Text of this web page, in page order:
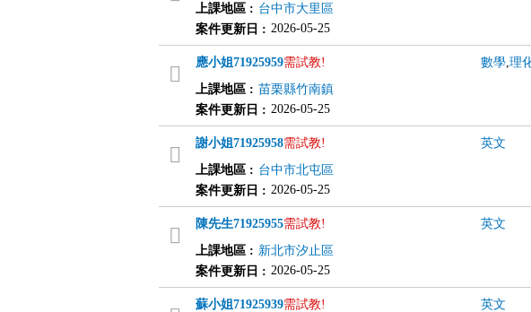
上課地區: 台中市大里區
案件更新日 : 2026-05-25
應小姐71925959需試教! 數學,理
上課地區: 苗栗縣竹南鎮
案件更新日 : 2026-05-25
謝小姐71925958需試教! 英文
上課地區: 台中市北屯區
案件更新日 : 2026-05-25
陳先生71925955需試教! 英文
上課地區: 新北市汐止區
案件更新日 : 2026-05-25
蘇小姐71925939需試教! 英文